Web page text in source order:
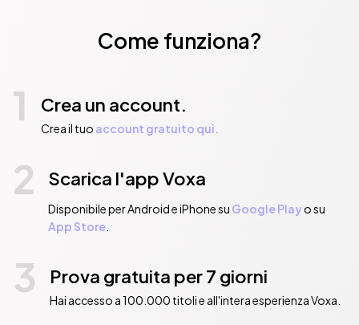
Come funziona?
1 Crea un account.
Crea il tuo account gratuito qui.
2 Scarica l'app Voxa
Disponibile per Android e iPhone su Google Playo su
App Store.
3 Prova gratuita per 7 giorni
Hai accesso a 100.000 titoli e all'intera esperienza Voxa.